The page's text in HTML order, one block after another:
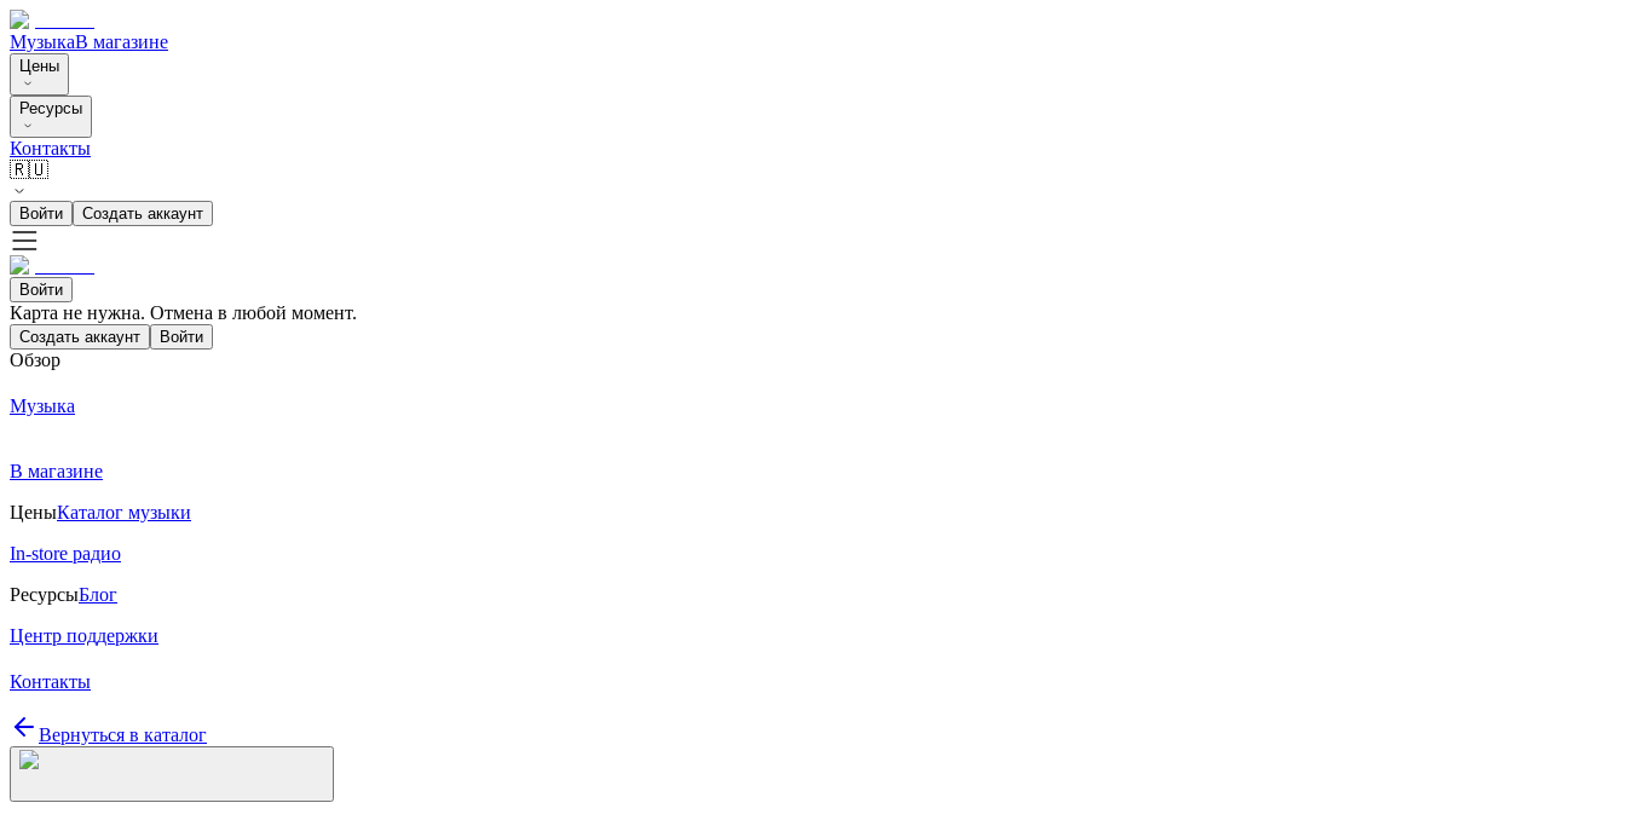
МузыкаВ магазине
Цены
Ресурсы
Контакты
🇷🇺
Войти Создать аккаунт
Войти
Карта не нужна. Отмена в любой момент.
Создать аккаунт Войти
Обзор
Музыка
В магазине
ЦеныКаталог музыки
In-store радио
РесурсыБлог
Центр поддержки
Контакты
Вернуться в каталог